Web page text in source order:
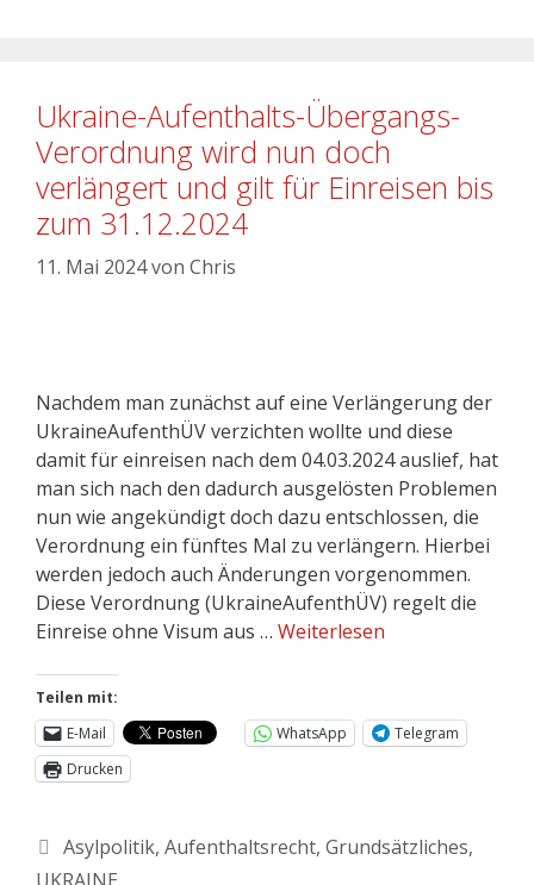
Ukraine-Aufenthalts-Übergangs-
Verordnung wird nun doch
verlängert und gilt für Einreisen bis
zum 31.12.2024
11. Mai 2024von Chris
Nachdem man zunächst auf eine Verlängerung der
UkraineAufenthÜV verzichten wollte und diese
damit für einreisen nach dem 04.03.2024 auslief, hat
man sich nach den dadurch ausgelösten Problemen
nun wie angekündigt doch dazu entschlossen, die
Verordnung ein fünftes Mal zu verlängern. Hierbei
werden jedoch auch Änderungen vorgenommen.
Diese Verordnung (UkraineAufenthÜV) regelt die
Einreise ohne Visum aus … Weiterlesen
Teilen mit:
E-Mail
WhatsApp
Telegram
Drucken
Asylpolitik, Aufenthaltsrecht, Grundsätzliches,